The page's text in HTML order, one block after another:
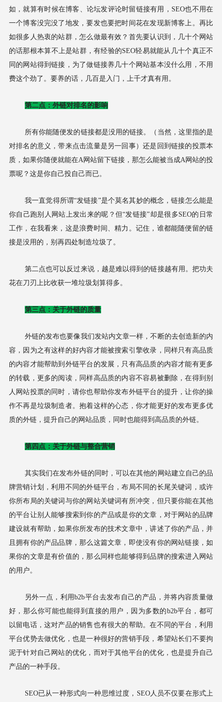
如，就算有时候在博客、论坛发评论时留链接有用，SEO也不用在
一个博客没完没了地发，要发也要把时间花在发现新博客上。再比
如很多人热衷的站群，怎么做最有效？首先要认识到，几十个网站
的话那根本算不上是站群，有经验的SEO轻易就能从几十个真正不
同的网站得到链接，为了做链接养几十个网站基本没什么用，不用
费这个劲了。要养的话，几百是入门，上千才真有用。
第二点：外链对排名的影响
所有你能随便发的链接都是没用的链接。（当然，这里指的是
对排名的意义，带来点击流量是另一回事）还是回到链接的投票本
质，如果你随便就能在A网站留下链接，那怎么能被当成A网站的投
票呢？这是你自己投自己而已。
我一直觉得所谓“发链接”是个莫名其妙的概念，链接怎么能是
你自己跑别人网站上发出来的呢？但“发链接”却是很多SEO的日常
工作，在我看来，这是浪费时间、精力。记住，谁都能随便留的链
接是没用的，别再四处制造垃圾了。
第二点也可以反过来说，越是难以得到的链接越有用。把功夫
花在刀刃上比收获一堆垃圾划算得多。
第三点：关于外链的质量
外链的发布也要像我们发站内文章一样，不断的去创造新的内
容，因为之有这样的好内容才能被搜索引擎收录，同样只有高品质
的内容才能帮助到外链平台的发展，只有高品质的内容才能有更多
的转载，更多的阅读，同样高品质的内容不容易被删除，在得到别
人网站投票的同时，请你也帮助你发布外链平台的提升，让你的操
作不再是垃圾制造者。抱着这样的心态，你才能更好的发布更多优
质的外链，提升自己的网站品质，同时也能得到高品质的外链。
第四点：关于外链与整合营销
其实我们在发布外链的同时，可以在其他的网站建立自己的品
牌营销计划，利用不同的外链平台，布局不同的长尾关键词，或许
你所布局的关键词与你的网站关键词有所冲突，但只要你能在其他
的平台让别人能够搜索到你的产品或是你的文章，对于网站的品牌
建设就有帮助，如果你所发布的技术文章中，讲述了你的产品，并
且拥有你的产品品牌，那么这篇文章，即使没有你的网站链接，如
果你的文章是有价值的，那么同样也能够得到品牌的搜索进入网站
的用户。
另外一点，利用b2b平台去发布自己的产品，并将内容质量做
好，那么你可能也能得到直接的用户，因为多数的b2b平台，都可
以留电话，这对产品的销售也有很大的帮助。在不同的平台，利用
平台优势去做优化，也是一种很好的营销手段，希望站长们不要拘
泥于针对自己网站的优化，而对于其他平台的优化，也是提升自己
产品的一种手段。
SEO已从一种形式向一种思维过度，SEO人员不仅要在形式上